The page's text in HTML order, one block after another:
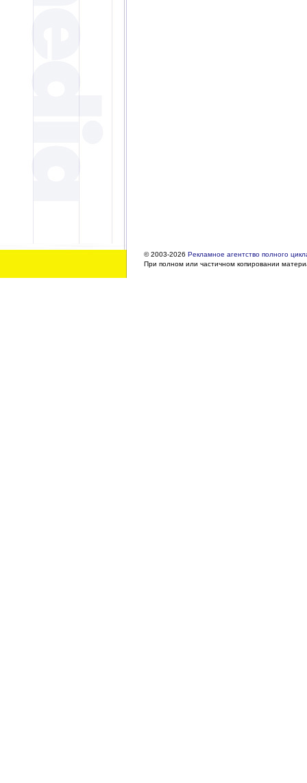
© 2003-2026 Рекламное агентство полного
При полном или частичном копировании